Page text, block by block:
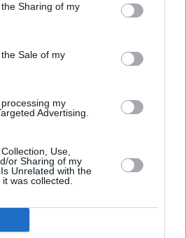
Sharing of my
Sale of my
my
Advertising.
Use,
or Sharing of my
Unrelated with the
was collected.
Πλήθος κόσμου
για την μεγάλη